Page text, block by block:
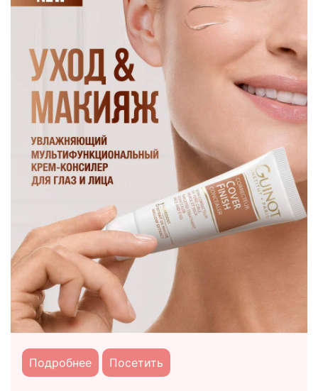
Подробнее Посетить